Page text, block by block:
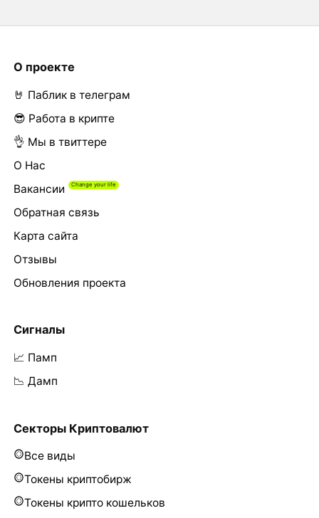
О проекте
🤘 Паблик в телеграм
😎 Работа в крипте
👌 Мы в твиттере
О Нас
Вакансии
Обратная связь
Карта сайта
Отзывы
Обновления проекта
Сигналы
📈 Памп
📉 Дамп
Секторы Криптовалют
Все виды
Токены криптобирж
Токены крипто кошельков